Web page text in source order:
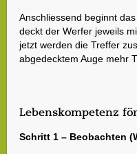
Anschliessend beginnt
deckt der Werfer jeweils
jetzt werden die Treffer
abgedecktem Auge mehr
Lebenskompetenz
Schritt 1 – Beobachten